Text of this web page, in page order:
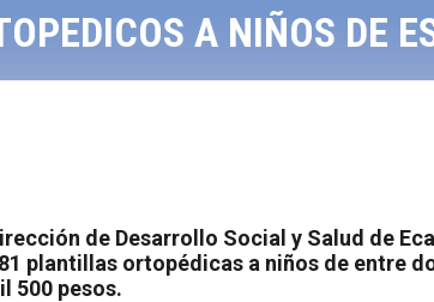
A NIÑOS DE
de Desarrollo Social y Salud de
plantillas ortopédicas a niños de entre
500 pesos.